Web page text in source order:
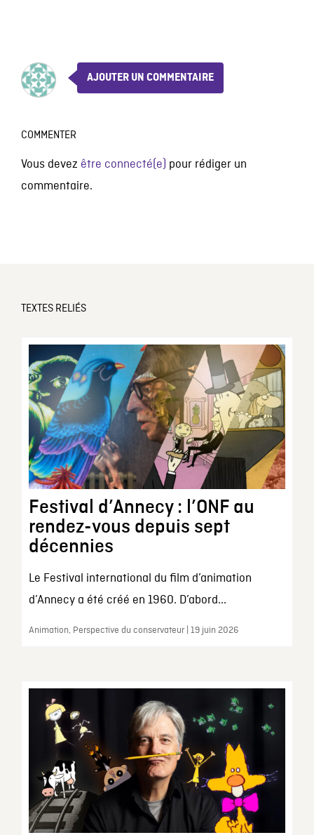
AJOUTER UN COMMENTAIRE
COMMENTER
Vous devez être connecté(e) pour rédiger un
commentaire.
TEXTES RELIÉS
Festival d’Annecy : l’ONF au
rendez-vous depuis sept
décennies
Le Festival international du film d’animation
d’Annecy a été créé en 1960. D’abord...
Animation, Perspective du conservateur | 19 juin 2026